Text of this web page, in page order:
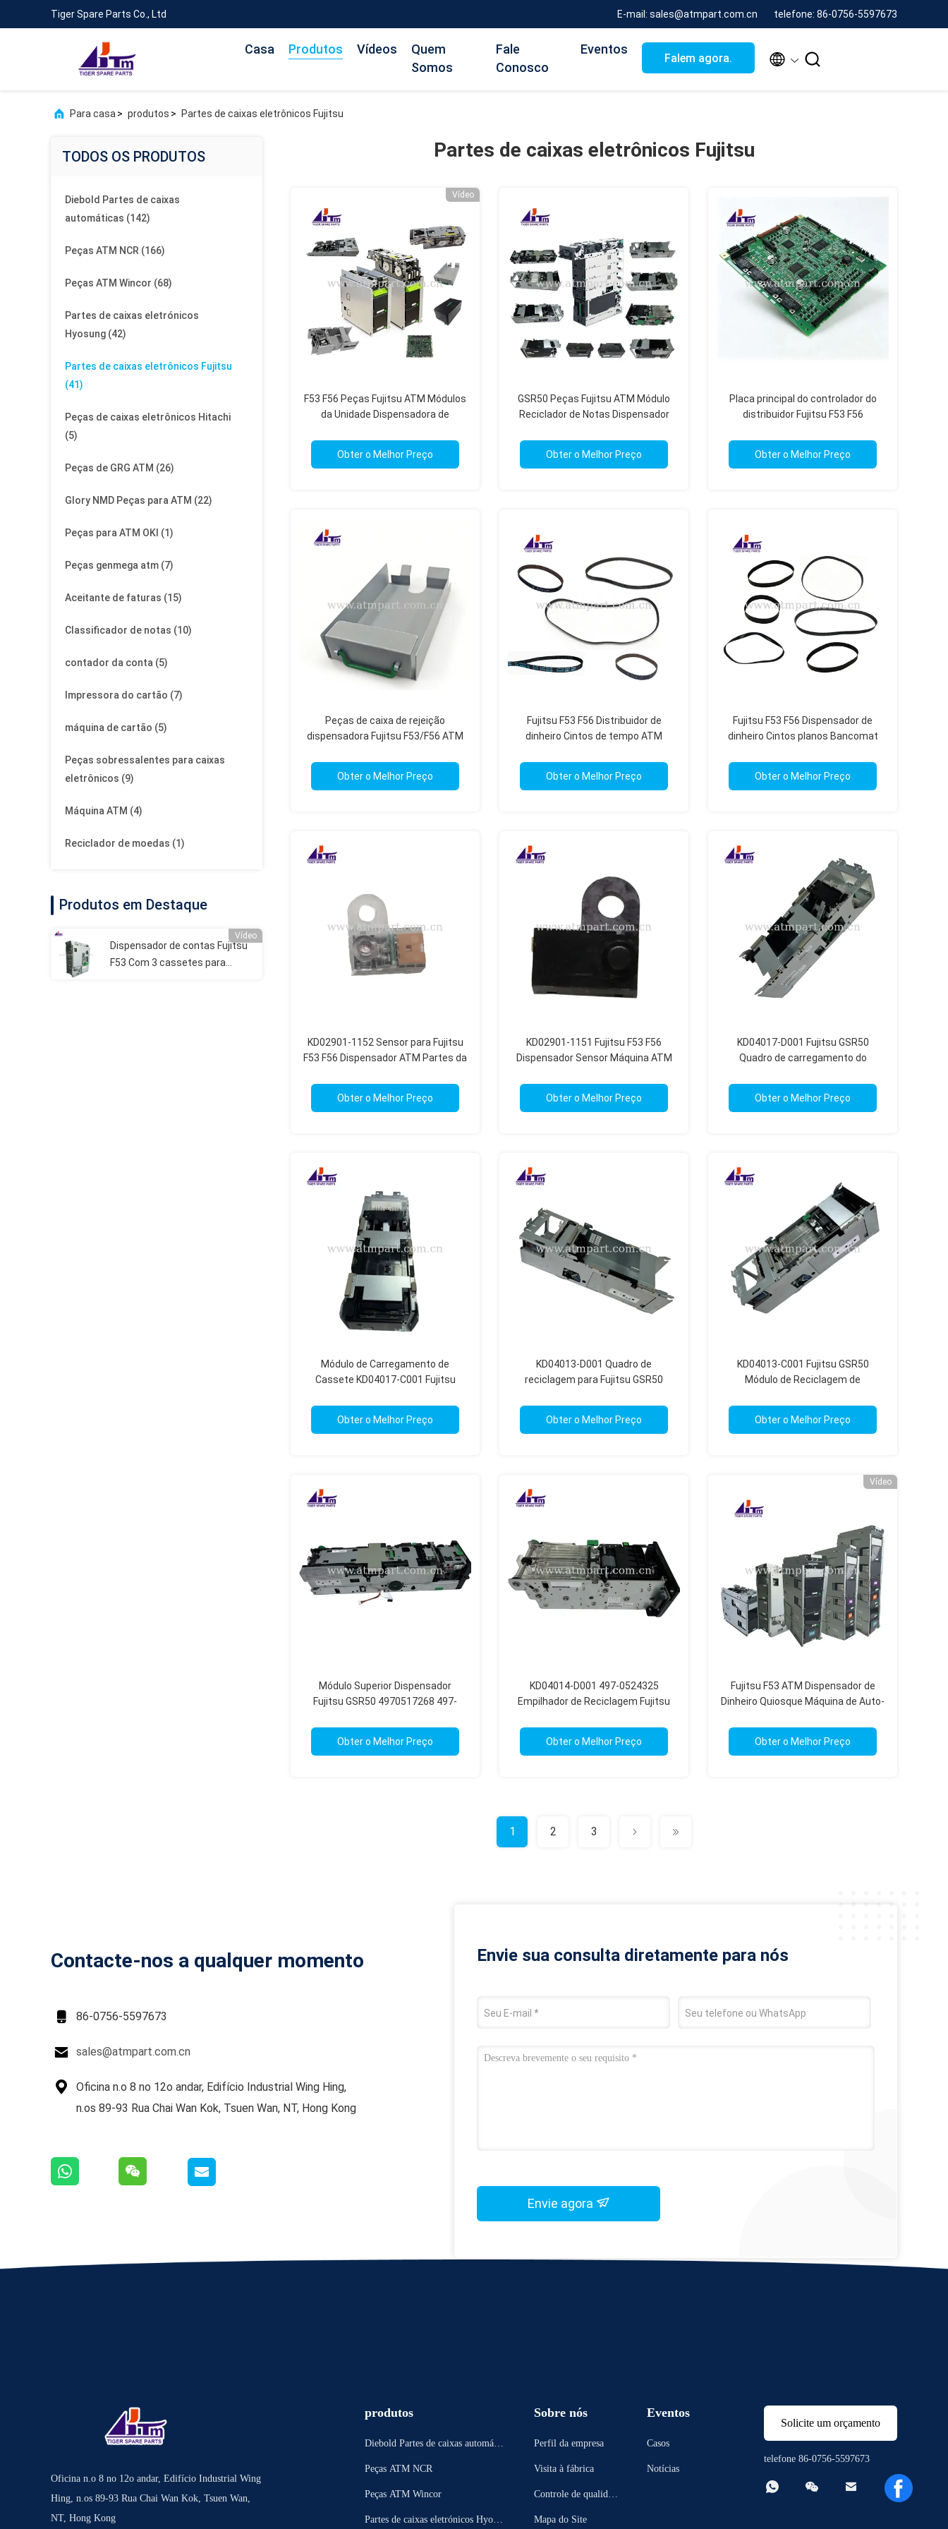
Tiger Spare Parts Co., Ltd E-mail: sales@atmpart.com.cn telefone: 86-0756-5597673
Casa Produtos Vídeos
Quem
Somos
Fale
Conosco
Eventos
Falem agora.  
Para casa > produtos > Partes de caixas eletrônicos Fujitsu
TODOS OS PRODUTOS
Diebold Partes de caixas
automáticas (142)
Peças ATM NCR (166)
Peças ATM Wincor (68)
Partes de caixas eletrónicos
Hyosung (42)
Partes de caixas eletrônicos Fujitsu
(41)
Peças de caixas eletrônicos Hitachi
(5)
Peças de GRG ATM (26)
Glory NMD Peças para ATM (22)
Peças para ATM OKI (1)
Peças genmega atm (7)
Aceitante de faturas (15)
Classificador de notas (10)
contador da conta (5)
Impressora do cartão (7)
máquina de cartão (5)
Peças sobressalentes para caixas
eletrônicos (9)
Máquina ATM (4)
Reciclador de moedas (1)
Produtos em Destaque
Vídeo
Dispensador de contas Fujitsu
F53 Com 3 cassetes para
Partes de caixas eletrônicos Fujitsu
Vídeo
F53 F56 Peças Fujitsu ATM Módulos
da Unidade Dispensadora de
Obter o Melhor Preço
GSR50 Peças Fujitsu ATM Módulo
Reciclador de Notas Dispensador
Obter o Melhor Preço
Placa principal do controlador do
distribuidor Fujitsu F53 F56
Obter o Melhor Preço
Peças de caixa de rejeição
dispensadora Fujitsu F53/F56 ATM
Obter o Melhor Preço
Fujitsu F53 F56 Distribuidor de
dinheiro Cintos de tempo ATM
Obter o Melhor Preço
Fujitsu F53 F56 Dispensador de
dinheiro Cintos planos Bancomat
Obter o Melhor Preço
KD02901-1152 Sensor para Fujitsu
F53 F56 Dispensador ATM Partes da
Obter o Melhor Preço
KD02901-1151 Fujitsu F53 F56
Dispensador Sensor Máquina ATM
Obter o Melhor Preço
KD04017-D001 Fujitsu GSR50
Quadro de carregamento do
Obter o Melhor Preço
Módulo de Carregamento de
Cassete KD04017-C001 Fujitsu
Obter o Melhor Preço
KD04013-D001 Quadro de
reciclagem para Fujitsu GSR50
Obter o Melhor Preço
KD04013-C001 Fujitsu GSR50
Módulo de Reciclagem de
Obter o Melhor Preço
Módulo Superior Dispensador
Fujitsu GSR50 4970517268 497-
Obter o Melhor Preço
KD04014-D001 497-0524325
Empilhador de Reciclagem Fujitsu
Obter o Melhor Preço
Vídeo
Fujitsu F53 ATM Dispensador de
Dinheiro Quiosque Máquina de Auto-
Obter o Melhor Preço
1 2 3
Contacte-nos a qualquer momento
 86-0756-5597673
 sales@atmpart.com.cn

Oficina n.o 8 no 12o andar, Edifício Industrial Wing Hing,
n.os 89-93 Rua Chai Wan Kok, Tsuen Wan, NT, Hong Kong
Envie sua consulta diretamente para nós
Envie agora
Oficina n.o 8 no 12o andar, Edifício Industrial Wing
Hing, n.os 89-93 Rua Chai Wan Kok, Tsuen Wan,
NT, Hong Kong
produtos
Diebold Partes de caixas automátic
Peças ATM NCR
Peças ATM Wincor
Partes de caixas eletrónicos Hyosu
Sobre nós
Perfil da empresa
Visita à fábrica
Controle de qualidad
Mapa do Site
Eventos
Casos
Notícias
Solicite um orçamento
telefone 86-0756-5597673
  